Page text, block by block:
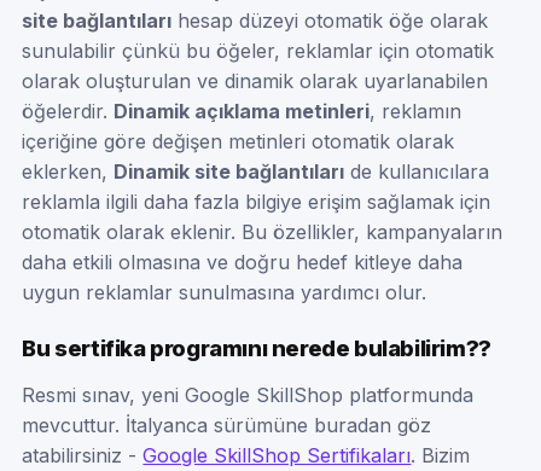
site bağlantıları hesap düzeyi otomatik öğe olarak
sunulabilir çünkü bu öğeler, reklamlar için otomatik
olarak oluşturulan ve dinamik olarak uyarlanabilen
öğelerdir. Dinamik açıklama metinleri, reklamın
içeriğine göre değişen metinleri otomatik olarak
eklerken, Dinamik site bağlantıları de kullanıcılara
reklamla ilgili daha fazla bilgiye erişim sağlamak için
otomatik olarak eklenir. Bu özellikler, kampanyaların
daha etkili olmasına ve doğru hedef kitleye daha
uygun reklamlar sunulmasına yardımcı olur.
Bu sertifika programını nerede bulabilirim??
Resmi sınav, yeni Google SkillShop platformunda
mevcuttur. İtalyanca sürümüne buradan göz
atabilirsiniz -Google SkillShop Sertifikaları. Bizim